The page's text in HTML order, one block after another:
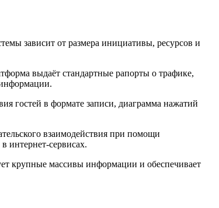
зависит от размера инициативы, ресурсов и
выдаёт стандартные рапорты о трафике,
гостей в формате записи, диаграмма нажатий
взаимодействия при помощи
интернет-сервисах.
крупные массивы информации и обеспечивает